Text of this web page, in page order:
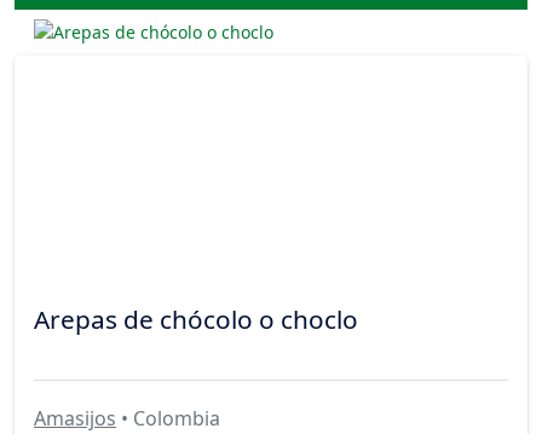
Arepas de chócolo o choclo
Amasijos • Colombia